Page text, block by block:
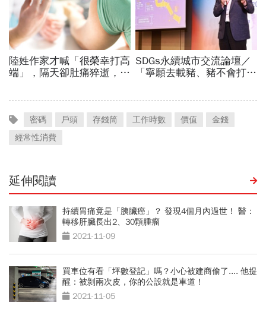
密碼 戶頭 存錢筒 工作時數 價值
金錢
經常性消費
延伸閱讀
持續胃痛竟是「胰臟癌」？ 發現4個月內過世！ 醫：
轉移肝臟長出2、30顆腫瘤
2021-11-09
買車位有看「坪數登記」嗎？小心被建商偷了.... 他提
醒：被剝兩次皮，你的公設就是車道！
2021-11-05